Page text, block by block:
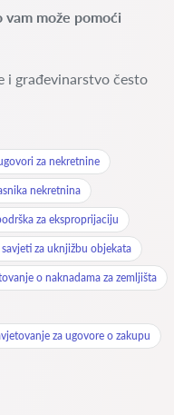
može pomoći
i građevinarstvo često
za nekretnine
nekretnina
za eksproprijaciju
savjeti za uknjižbu objekata
o naknadama za zemljišta
za ugovore o zakupu